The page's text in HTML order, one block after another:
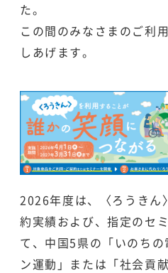
た。
この間のみなさまのご利
しあげます。
2026年度は、〈ろうきん
約実績および、指定のセ
て、中国5県の「いのち
ン運動」または「社会貢